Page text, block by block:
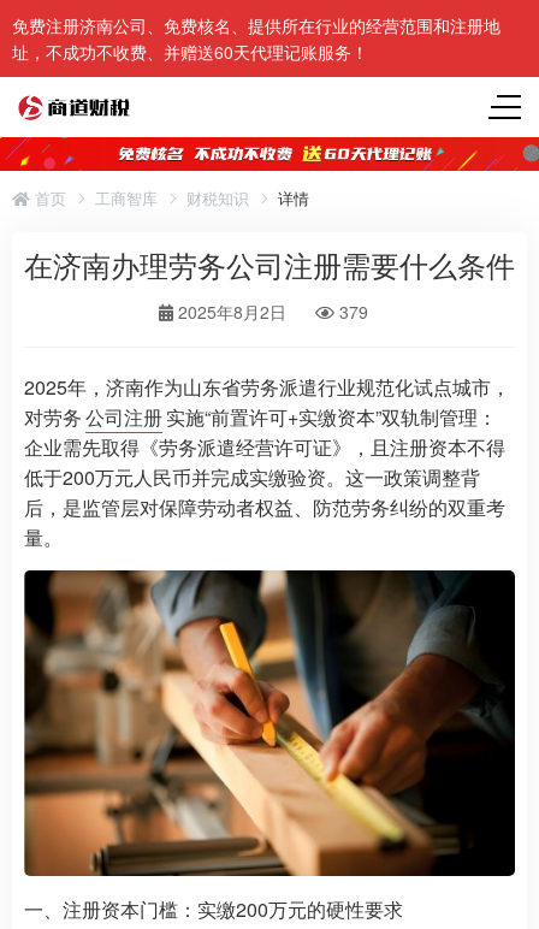
免费注册济南公司、免费核名、提供所在行业的经营范围和注册地
址，不成功不收费、并赠送60天代理记账服务！
首页 工商智库 财税知识 详情
在济南办理劳务公司注册需要什么条件
2025年8月2日 379
2025年，济南作为山东省劳务派遣行业规范化试点城市，
对劳务公司注册实施“前置许可+实缴资本”双轨制管理：
企业需先取得《劳务派遣经营许可证》，且注册资本不得
低于200万元人民币并完成实缴验资。这一政策调整背
后，是监管层对保障劳动者权益、防范劳务纠纷的双重考
量。
一、注册资本门槛：实缴200万元的硬性要求